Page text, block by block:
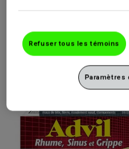
Refuser tous les témoins
Paramètres